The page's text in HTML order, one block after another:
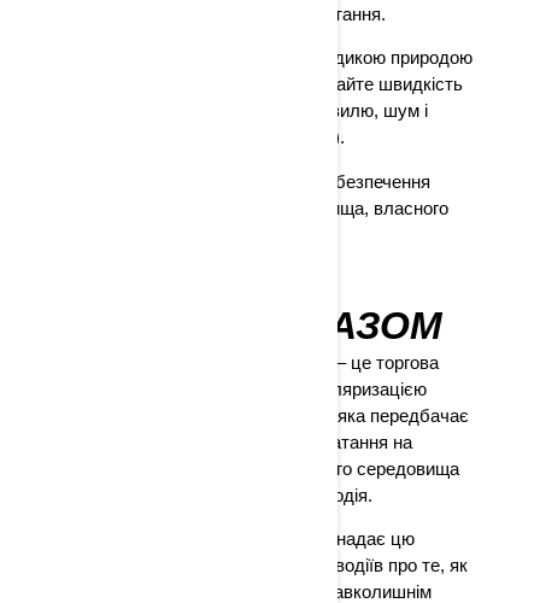
проблеми існують у вашій зоні катання.
Якщо вам цікаво спостерігати за дикою природою
під час водних прогулянок, зберігайте швидкість
холостого ходу, щоб зменшити хвилю, шум і
каламутність (розворушення дна).
Знайте свою зону катання для забезпечення
безпеки навколишнього середовища, власного
ПРАЦЮЄМО РАЗОМ
Асоціація виробників гідроциклів – це торгова
організація, яка займається популяризацією
безпечної та відповідальної їзди, яка передбачає
дотримання правил безпечного катання на
гідроциклі і захисту навколишнього середовища
від шкоди через необережність водія.
Асоціація виробників гідроциклів надає цю
інформацію, щоб поінформувати водіїв про те, як
відпочивати на воді в гармонії з навколишнім